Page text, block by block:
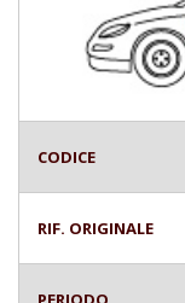
CODICE
RIF. ORIGINALE